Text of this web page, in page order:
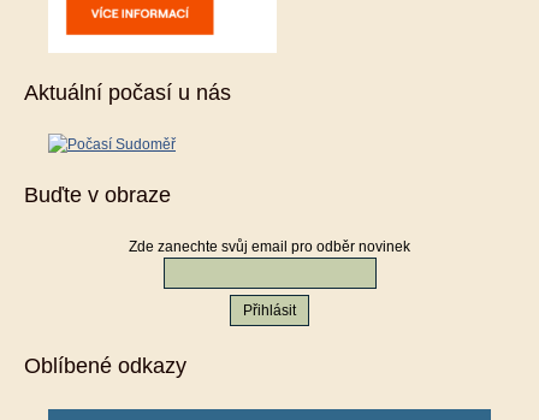
Aktuální počasí u nás
Buďte v obraze
Zde zanechte svůj email pro odběr novinek
Oblíbené odkazy